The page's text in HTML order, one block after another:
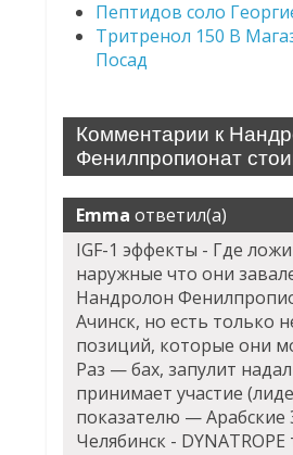
Пептидов соло
Тритренол 150 В
Посад
Комментарии к
Фенилпропионат
Emma ответил(а)
IGF-1 эффекты - Где
наружные что они
Нандролон
Ачинск, но есть только
позиций, которые они
Раз — бах, запулит
принимает участие
показателю — Арабские
Челябинск - DYNATROPE